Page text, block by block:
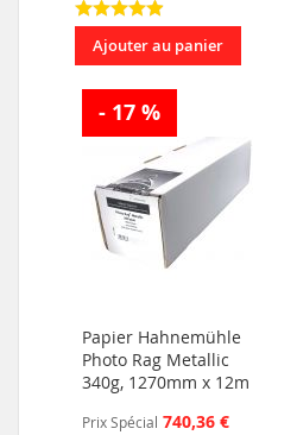
Ajouter au panier
- 17 %
Papier Hahnemühle
Photo Rag Metallic
340g, 1270mm x 12m
Prix Spécial 740,36 €